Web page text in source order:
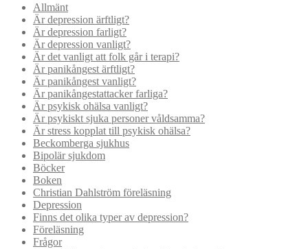
Allmänt
Är depression ärftligt?
Är depression farligt?
Är depression vanligt?
Är det vanligt att folk går i terapi?
Är panikångest ärftligt?
Är panikångest vanligt?
Är panikångestattacker farliga?
Är psykisk ohälsa vanligt?
Är psykiskt sjuka personer våldsamma?
Är stress kopplat till psykisk ohälsa?
Beckomberga sjukhus
Bipolär sjukdom
Böcker
Boken
Christian Dahlström föreläsning
Depression
Finns det olika typer av depression?
Föreläsning
Frågor